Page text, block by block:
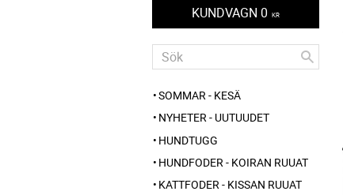
KUNDVAGN 0 KR
SOMMAR - KESÄ
NYHETER - UUTUUDET
HUNDTUGG
HUNDFODER - KOIRAN RUUAT
KATTFODER - KISSAN RUUAT